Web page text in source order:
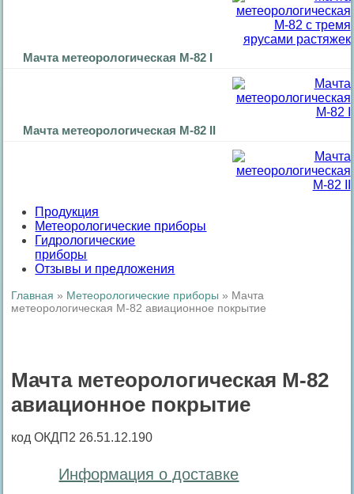
Мачта метеорологическая М-82 I
Мачта метеорологическая М-82 II
Продукция
Метеорологические приборы
Гидрологические
приборы
Отзывы и предложения
Главная » Метеорологические приборы » Мачта
метеорологическая М-82 авиационное покрытие
Мачта метеорологическая М-82
авиационное покрытие
код ОКДП2 26.51.12.190
Информация о доставке